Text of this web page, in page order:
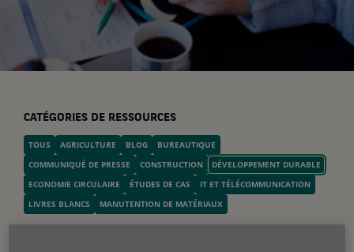
CATÉGORIES DE RESSOURCES
TOUS AGRICULTURE BLOG
BUREAUTIQUE
COMMUNIQUÉ DE PRESSE
CONSTRUCTION
DÉVELOPPEMENT DURABLE
ECONOMIE CIRCULAIRE
ÉTUDES DE CAS
IT ET TÉLÉCOMMUNICATION
LIVRES BLANCS
MANUTENTION DE MATÉRIAUX